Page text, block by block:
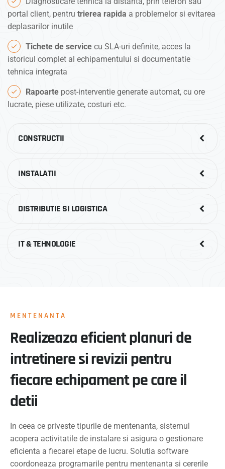
portal client, pentru trierea rapida a problemelor si evitarea
deplasarilor inutile
Tichete de service cu SLA-uri definite, acces la
istoricul complet al echipamentului si documentatie
tehnica integrata
Rapoarte post-interventie generate automat, cu ore
lucrate, piese utilizate, costuri etc.
CONSTRUCTII
INSTALATII
DISTRIBUTIE SI LOGISTICA
IT & TEHNOLOGIE
MENTENANTA
Realizeaza eficient planuri de
intretinere si revizii pentru
fiecare echipament pe care il
detii
In ceea ce priveste tipurile de mentenanta, sistemul
acopera activitatile de instalare si asigura o gestionare
eficienta a fiecarei etape de lucru. Solutia software
coordoneaza programarile pentru mentenanta si cererile